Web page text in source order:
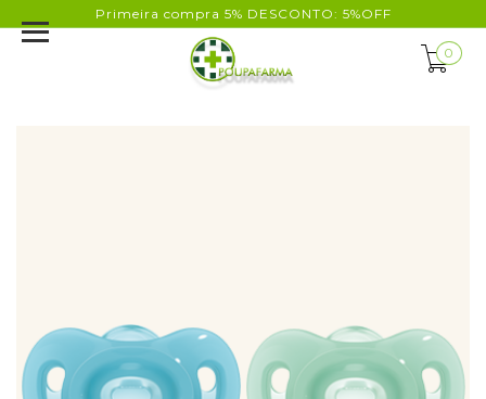
Primeira compra 5% DESCONTO: 5%OFF
0